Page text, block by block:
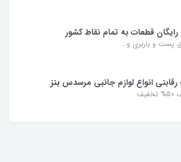
رایگان قطعات به تمام نقاط کشور
پست و باربری و....
انواع لوازم جانبی مرسدس بنز